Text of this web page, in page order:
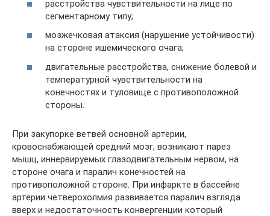
расстройства чувствительности на лице по
сегментарному типу;
мозжечковая атаксия (нарушение устойчивости)
на стороне ишемического очага;
двигательные расстройства, снижение болевой и
температурной чувствительности на
конечностях и туловище с противоположной
стороны.
При закупорке ветвей основной артерии,
кровоснабжающей средний мозг, возникают парез
мышц, иннервируемых глазодвигательным нервом, на
стороне очага и паралич конечностей на
противоположной стороне. При инфаркте в бассейне
артерии четверохолмия развивается паралич взгляда
вверх и недостаточность конвергенции который